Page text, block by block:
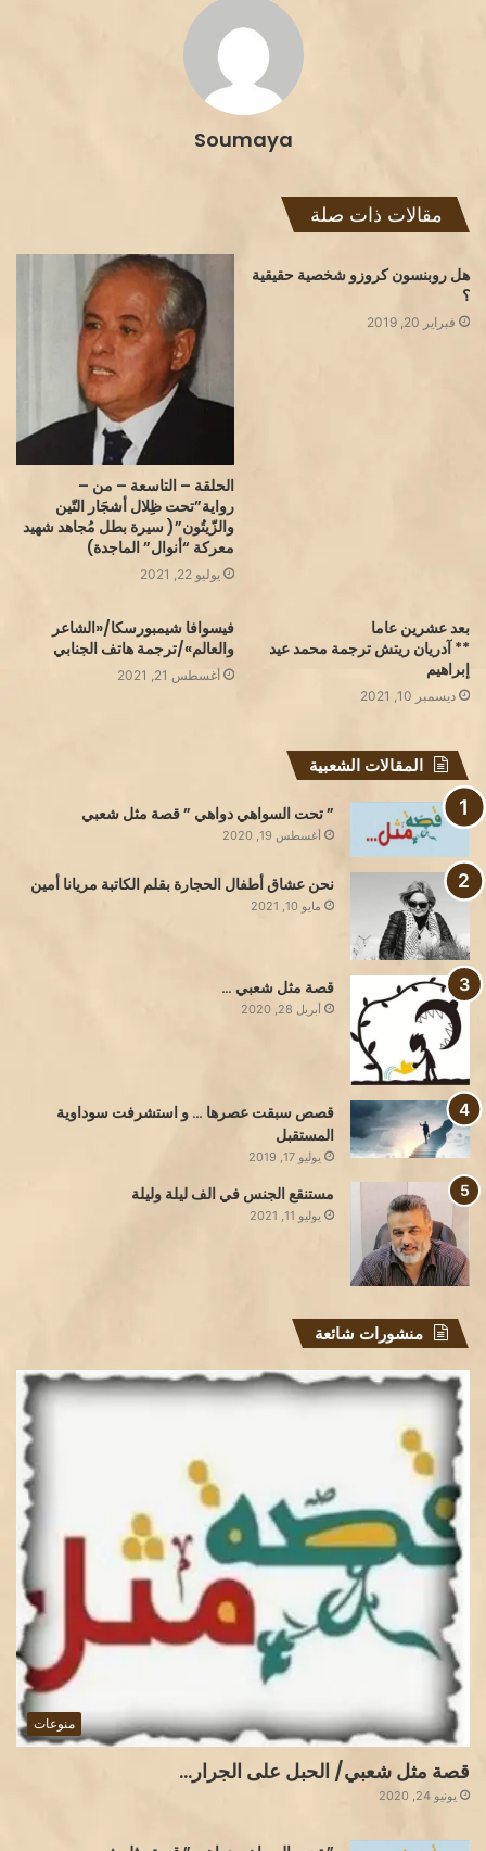
Soumaya
مقالات ذات صلة
هل روبنسون كروزو شخصية حقيقية
؟
فبراير 20, 2019
الحلقة – التاسعة – من –
رواية”تحت ظِلال أشجَار التّين
والزّيتُون”( سيرة بطل مُجاهد شهيد
معركة “أنوال” الماجدة)
يوليو 22, 2021
بعد عشرين عاما
** آدريان ريتش ترجمة محمد عيد
إبراهيم
ديسمبر 10, 2021
فيسوافا شيمبورسكا/«الشاعر
والعالم»/ترجمة هاتف الجنابي
أغسطس 21, 2021
المقالات الشعبية
” تحت السواهي دواهي ” قصة مثل شعبي
أغسطس 19, 2020
نحن عشاق أطفال الحجارة بقلم الكاتبة مريانا أمين
مايو 10, 2021
قصة مثل شعبي …
أبريل 28, 2020
قصص سبقت عصرها … و استشرفت سوداوية
المستقبل
يوليو 17, 2019
مستنقع الجنس في الف ليلة وليلة
يوليو 11, 2021
منشورات شائعة
منوعات
قصة مثل شعبي/ الحبل على الجرار…
يونيو 24, 2020